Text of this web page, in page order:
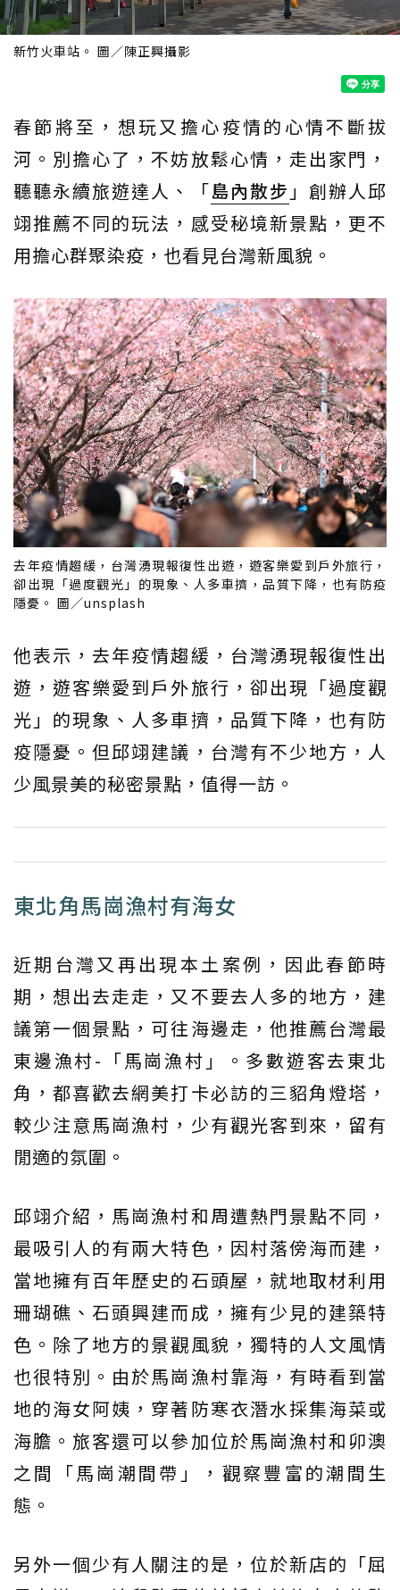
新竹火車站。 圖／陳正興攝影
春節將至，想玩又擔心疫情的心情不斷拔
河。別擔心了，不妨放鬆心情，走出家門，
聽聽永續旅遊達人、「島內散步 」創辦人邱
翊推薦不同的玩法，感受秘境新景點，更不
用擔心群聚染疫，也看見台灣新風貌。
去年疫情趨緩，台灣湧現報復性出遊，遊客樂愛到戶外旅行，
卻出現「過度觀光」的現象、人多車擠，品質下降，也有防疫
隱憂。 圖／unsplash
他表示，去年疫情趨緩，台灣湧現報復性出
遊，遊客樂愛到戶外旅行，卻出現「過度觀
光」的現象、人多車擠，品質下降，也有防
疫隱憂。但邱翊建議，台灣有不少地方，人
少風景美的秘密景點，值得一訪。
東北角馬崗漁村有海女
近期台灣又再出現本土案例，因此春節時
期，想出去走走，又不要去人多的地方，建
議第一個景點，可往海邊走，他推薦台灣最
東邊漁村-「馬崗漁村」。多數遊客去東北
角，都喜歡去網美打卡必訪的三貂角燈塔，
較少注意馬崗漁村，少有觀光客到來，留有
閒適的氛圍。
邱翊介紹，馬崗漁村和周遭熱門景點不同，
最吸引人的有兩大特色，因村落傍海而建，
當地擁有百年歷史的石頭屋，就地取材利用
珊瑚礁、石頭興建而成，擁有少見的建築特
色。除了地方的景觀風貌，獨特的人文風情
也很特別。由於馬崗漁村靠海，有時看到當
地的海女阿姨，穿著防寒衣潛水採集海菜或
海膽。旅客還可以參加位於馬崗漁村和卯澳
之間「馬崗潮間帶」，觀察豐富的潮間生
態。
另外一個少有人關注的是，位於新店的「屈